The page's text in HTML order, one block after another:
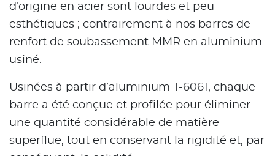
d’origine en acier sont lourdes et peu
esthétiques ; contrairement à nos barres de
renfort de soubassement MMR en aluminium
usiné.
Usinées à partir d’aluminium T-6061, chaque
barre a été conçue et profilée pour éliminer
une quantité considérable de matière
superflue, tout en conservant la rigidité et, par